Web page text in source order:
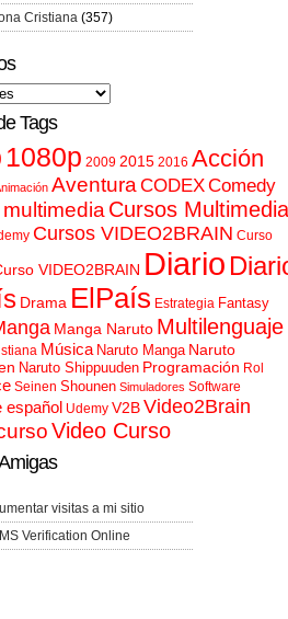
Cristiana (357)
Tags
1080p 2009 2015 2016 Acción
AventuraCODEXComedy
Cursos Multimedia
Cursos VIDEO2BRAIN Curso
VIDEO2BRAIN Diario
Drama ElPaís Estrategia Fantasy
Manga Naruto Multilenguaje
Música Naruto Manga Naruto
Naruto Shippuuden Programación Rol
Seinen Shounen Simuladores Software
español Udemy V2BVideo2Brain
Video Curso
visitas a mi sitio
Verification Online